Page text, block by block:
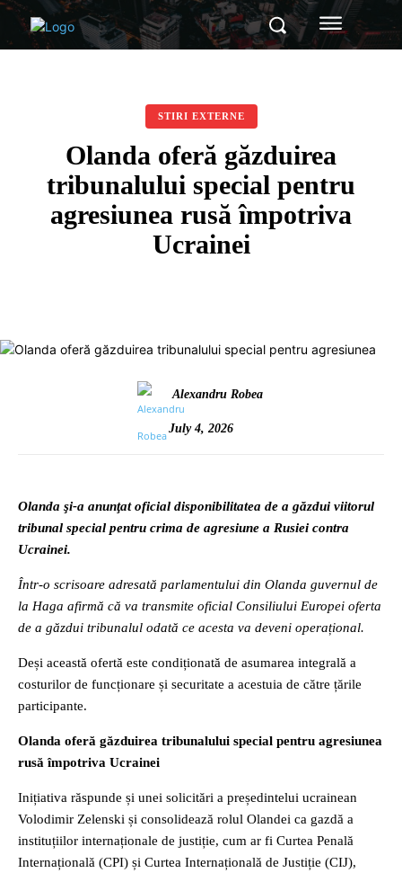
STIRI EXTERNE
Olanda oferă găzduirea
tribunalului special pentru
agresiunea rusă împotriva
Ucrainei
Alexandru Robea
July 4, 2026
Olanda şi-a anunţat oficial disponibilitatea de a găzdui viitorul
tribunal special pentru crima de agresiune a Rusiei contra
Ucrainei.
Într-o scrisoare adresată parlamentului din Olanda guvernul de
la Haga afirmă că va transmite oficial Consiliului Europei oferta
de a găzdui tribunalul odată ce acesta va deveni operațional.
Deși această ofertă este condiționată de asumarea integrală a
costurilor de funcționare și securitate a acestuia de către țările
participante.
Olanda oferă găzduirea tribunalului special pentru agresiunea
rusă împotriva Ucrainei
Inițiativa răspunde și unei solicitări a președintelui ucrainean
Volodimir Zelenski și consolidează rolul Olandei ca gazdă a
instituțiilor internaționale de justiție, cum ar fi Curtea Penală
Internațională (CPI) și Curtea Internațională de Justiție (CIJ),